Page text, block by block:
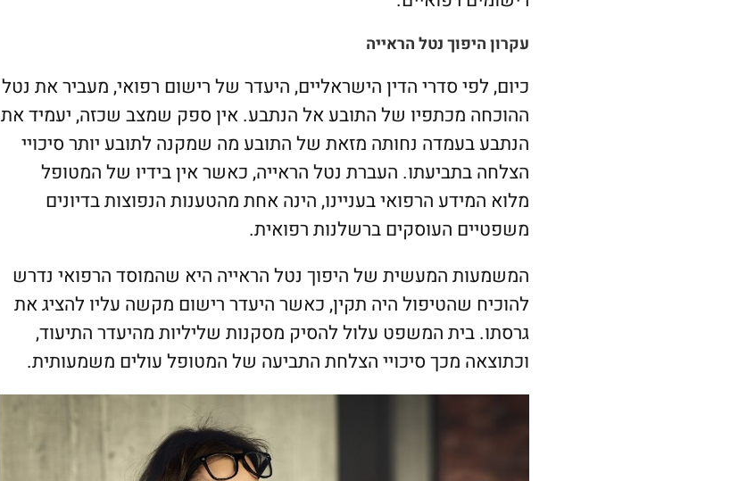
עקרון היפוך נטל הראייה
כיום, לפי סדרי הדין הישראליים, היעדר של רישום רפואי, מעביר את נטל
ההוכחה מכתפיו של התובע אל הנתבע. אין ספק שמצב שכזה, יעמיד את
הנתבע בעמדה נחותה מזאת של התובע מה שמקנה לתובע יותר סיכויי
הצלחה בתביעתו. העברת נטל הראייה, כאשר אין בידיו של המטופל
מלוא המידע הרפואי בעניינו, הינה אחת מהטענות הנפוצות בדיונים
משפטיים העוסקים ברשלנות רפואית.
המשמעות המעשית של היפוך נטל הראייה היא שהמוסד הרפואי נדרש
להוכיח שהטיפול היה תקין, כאשר היעדר רישום מקשה עליו להציג את
גרסתו. בית המשפט עלול להסיק מסקנות שליליות מהיעדר התיעוד,
וכתוצאה מכך סיכויי הצלחת התביעה של המטופל עולים משמעותית.